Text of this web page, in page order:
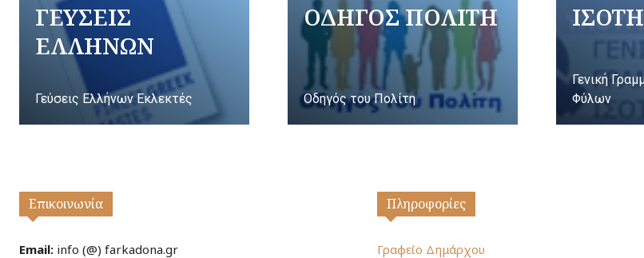
ΓΕΥΣΕΙΣ
ΕΛΛΗΝΩΝ
Γεύσεις Ελλήνων Εκλεκτές
ΟΔΗΓΟΣ ΠΟΛΙΤΗ
Οδηγός του Πολίτη
Γενική
Φύλων
Επικοινωνία
Email: info (@) farkadona.gr
Πληροφορίες
Γραφείο Δημάρχου